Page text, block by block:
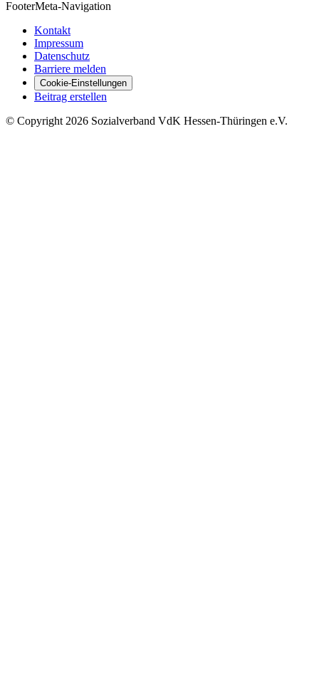
FooterMeta-Navigation
Kontakt
Impressum
Datenschutz
Barriere melden
Cookie-Einstellungen
Beitrag erstellen
© Copyright2026 Sozialverband VdK Hessen-Thüringen e.V.